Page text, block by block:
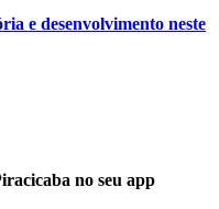
e desenvolvimento neste
no seu app